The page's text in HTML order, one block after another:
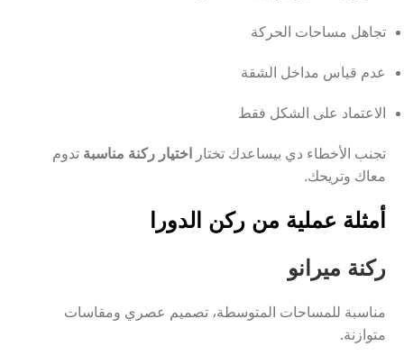
تجاهل مساحات الحركة
عدم قياس مداخل الشقة
الاعتماد على الشكل فقط
تجنب الأخطاء دي بيساعدك تختار اختيار ركنة مناسبة تدوم
معاك وتريحك.
أمثلة عملية من ركن الدورا
ركنة ميرانو
مناسبة للمساحات المتوسطة، تصميم عصري ومقاسات
متوازنة.